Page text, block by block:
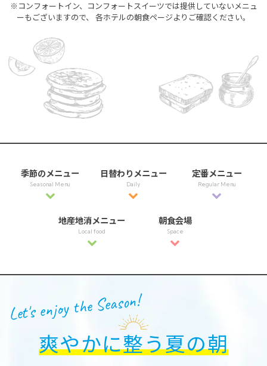
※コンフォートイン、コンフォートスイーツでは提供していないメニュ
ーもございますので、
各ホテルの朝食ページよりご確認ください。
季節のメニュー
Seasonal Menu
日替わりメニュー
Daily
定番メニュー
Regular Menu
地産地消メニュー
Local food
朝食会場
Space
Let's enjoy the Season!
爽やかに整う夏の朝